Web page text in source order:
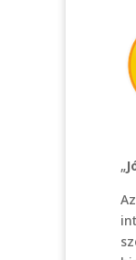
„